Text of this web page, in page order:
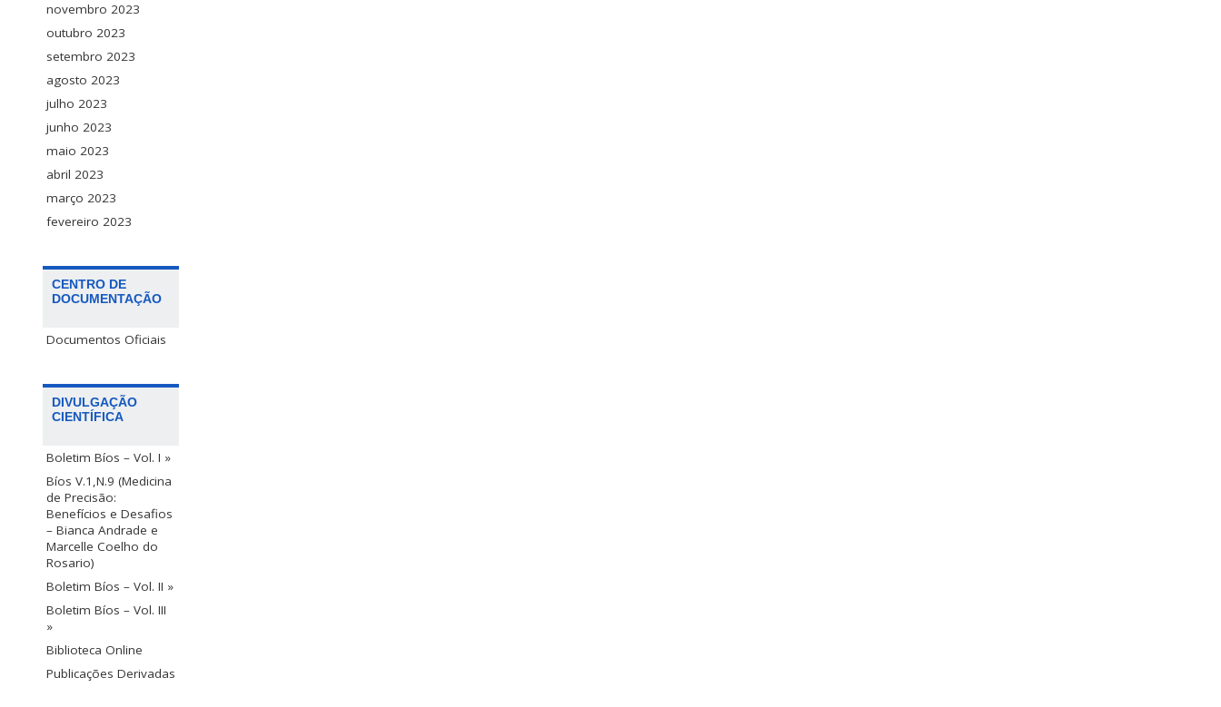
novembro 2023
outubro 2023
setembro 2023
agosto 2023
julho 2023
junho 2023
maio 2023
abril 2023
março 2023
fevereiro 2023
CENTRO DE
DOCUMENTAÇÃO
Documentos Oficiais
DIVULGAÇÃO
CIENTÍFICA
Boletim Bíos – Vol. I »
Bíos V.1,N.9 (Medicina
de Precisão:
Benefícios e Desafios
– Bianca Andrade e
Marcelle Coelho do
Rosario)
Boletim Bíos – Vol. II »
Boletim Bíos – Vol. III
»
Biblioteca Online
Publicações Derivadas